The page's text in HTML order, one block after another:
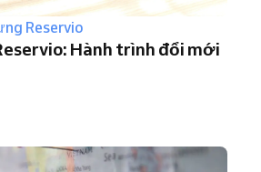
Reservio
Hành trình đổi mới